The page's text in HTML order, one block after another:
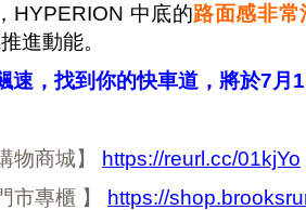
HYPERION 中底的路面感非常
進動能。
速，找到你的快車道，將於7月
物商城】 https://reurl.cc/01kjYo
市專櫃 】 https://